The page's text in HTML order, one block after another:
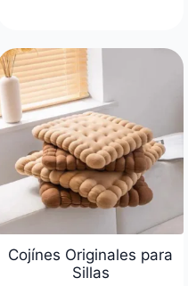
Cojínes Originales para
Sillas